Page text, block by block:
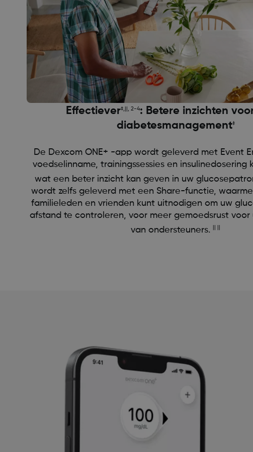
Effectiever‡,||, 2-4: Betere inzichten
diabetesmanagement‡
De Dexcom ONE+ -app wordt geleverd met Event
voedselinname, trainingssessies en insulinedosering
wat een beter inzicht kan geven in uw
wordt zelfs geleverd met een Share-functie,
familieleden en vrienden kunt uitnodigen om uw
afstand te controleren, voor meer gemoedsrust voor
van ondersteuners.